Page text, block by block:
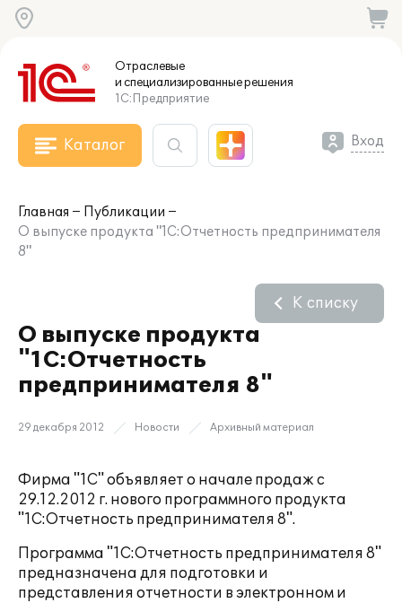
Отраслевые
и специализированныерешения
1С:Предприятие
Каталог Вход
Главная
Публикации
О выпуске продукта "1С:Отчетность предпринимателя
8"
О выпуске продукта
"1С:Отчетность
предпринимателя 8"
К списку
29 декабря 2012 Новости Архивный материал
Фирма "1С" объявляет о начале продаж с
29.12.2012 г. нового программного продукта
"1С:Отчетность предпринимателя 8".
Программа "1С:Отчетность предпринимателя 8"
предназначена для подготовки и
представления отчетности в электронном и